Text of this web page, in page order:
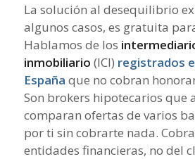
La solución al desequilibrio
algunos casos, es gratuita
Hablamos de los
inmobiliario (ICI) registrados
España que no cobran
Son brokers hipotecarios que
comparan ofertas de varios
por ti sin cobrarte nada.
entidades financieras, no del